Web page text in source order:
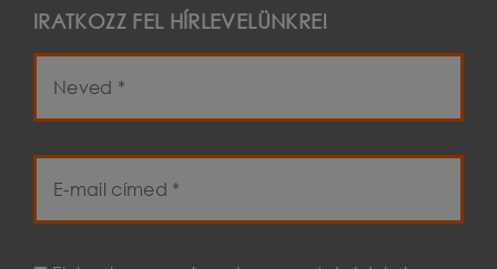
IRATKOZZ FEL HÍRLEVELÜNKRE!